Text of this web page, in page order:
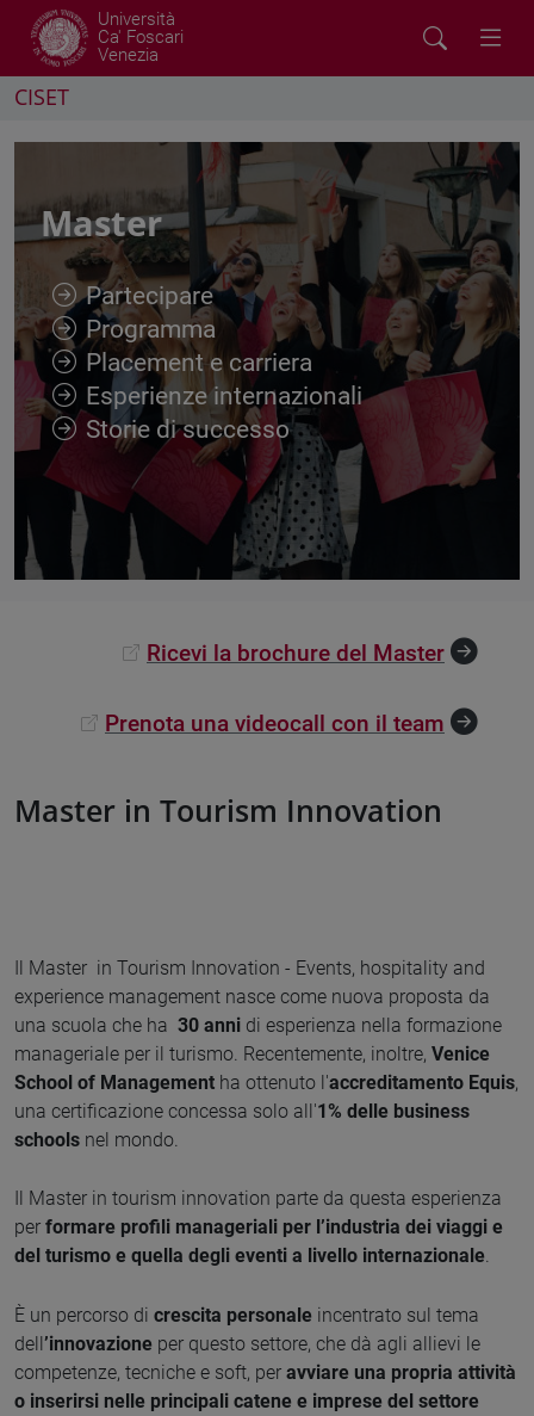
Università
Ca' Foscari
Venezia
CISET
Master
Partecipare
Programma
Placement e carriera
Esperienze internazionali
Storie di successo
Ricevi la brochure del Master
Prenota una videocall con il team
Master in Tourism Innovation
Il Master in Tourism Innovation - Events, hospitality and
experience management nasce come nuova proposta da
una scuola che ha 30 anni di esperienza nella formazione
manageriale per il turismo. Recentemente, inoltre, Venice
School of Management ha ottenuto l'accreditamento Equis,
una certificazione concessa solo all'1% delle business
schools nel mondo.
Il Master in tourism innovation parte da questa esperienza
per formare profili manageriali per l’industria dei viaggi e
del turismo e quella degli eventi a livello internazionale.
È un percorso di crescita personale incentrato sul tema
dell’innovazione per questo settore, che dà agli allievi le
competenze, tecniche e soft, per avviare una propria attività
o inserirsi nelle principali catene e imprese del settore